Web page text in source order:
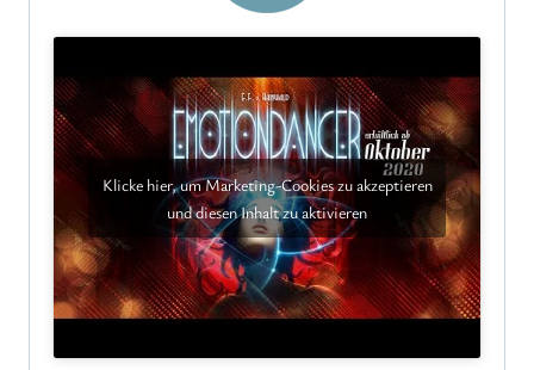
Klicke hier, um Marketing-Cookies zu akzeptieren
und diesen Inhalt zu aktivieren